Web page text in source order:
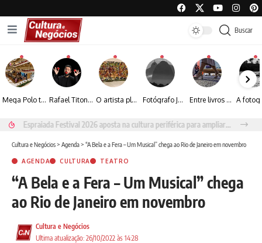
Buscar
Mega Polo transforma lançamento de coleção em plataforma nacional de negócios e projeta crescimento de mais de 15% Rafael Titonelly leva magia e acolhimento a crianças em tratamento oncológico em Juiz de Fora O artista plástico Jorge Luiz transforma sustentabilidade e criatividade em arte contemporânea Fotógrafo José Roberto apresenta um olhar sensível sobre arquitetura, formas e luz na fotografia Entre livros e fotografia autoral, Sebastião Reis consolida uma trajetória marcada pelo olhar artístico
Espraiada Festival 2026 aposta na cultura periférica para ampliar oportunidades na zona sul
Cultura e Negócios> Agenda> “A Bela e a Fera – Um Musical” chega ao Rio de Janeiro em novembro
AGENDA CULTURA TEATRO
“A Bela e a Fera – Um Musical” chega
ao Rio de Janeiro em novembro
Ultima atualização: 26/10/2022 às 14:28
Cultura e Negócios